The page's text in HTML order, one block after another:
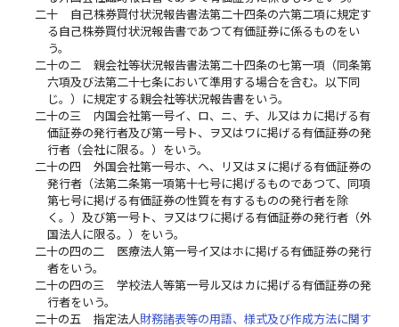
二十
自己株券買付状況報告書法第二十四条の六第二項に規定す
る自己株券買付状況報告書であつて有価証券に係るものをい
う。
二十の二
親会社等状況報告書法第二十四条の七第一項（同条第
六項及び法第二十七条において準用する場合を含む。以下同
じ。）に規定する親会社等状況報告書をいう。
二十の三
内国会社第一号イ、ロ、ニ、チ、ル又はカに掲げる有
価証券の発行者及び第一号ト、ヲ又はワに掲げる有価証券の発
行者（会社に限る。）をいう。
二十の四
外国会社第一号ホ、ヘ、リ又はヌに掲げる有価証券の
発行者（法第二条第一項第十七号に掲げるものであつて、同項
第七号に掲げる有価証券の性質を有するものの発行者を除
く。）及び第一号ト、ヲ又はワに掲げる有価証券の発行者（外
国法人に限る。）をいう。
二十の四の二
医療法人第一号イ又はホに掲げる有価証券の発行
者をいう。
二十の四の三
学校法人等第一号ル又はカに掲げる有価証券の発
行者をいう。
二十の五
指定法人財務諸表等の用語、様式及び作成方法に関す